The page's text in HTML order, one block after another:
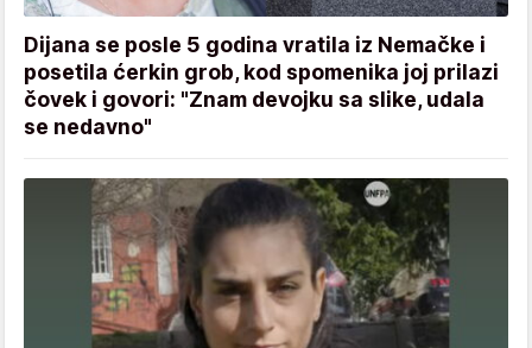
Dijana se posle 5 godina vratila iz Nemačke i
posetila ćerkin grob, kod spomenika joj prilazi
čovek i govori: "Znam devojku sa slike, udala
se nedavno"